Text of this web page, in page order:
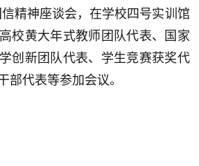
精神座谈会，在学校四号实训馆
校黄大年式教师团队代表、国家
创新团队代表、学生竞赛获奖代
部代表等参加会议。